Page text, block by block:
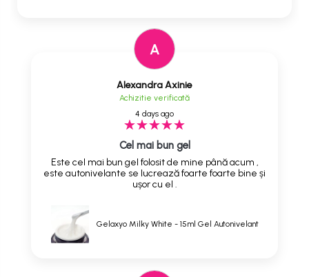
A
Alexandra Axinie
Achizitie verificată
4 days ago
Cel mai bun gel
Este cel mai bun gel folosit de mine până acum ,
este autonivelante se lucrează foarte foarte bine și
ușor cu el .
Gelaxyo Milky White - 15ml Gel Autonivelant